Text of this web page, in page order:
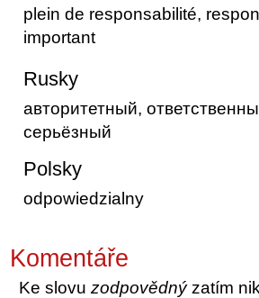
plein de responsabilité,
important
Rusky
авторитетный,
серьёзный
Polsky
odpowiedzialny
Komentáře
Ke slovuzodpovědnýzatím